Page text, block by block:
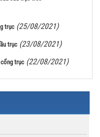
trục (25/08/2021)
trục (23/08/2021)
trục (22/08/2021)